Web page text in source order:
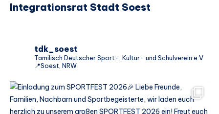
Integrationsrat Stadt Soest
tdk_soest
Tamilisch Deutscher Sport-, Kultur- und Schulverein e.V
📍Soest, NRW